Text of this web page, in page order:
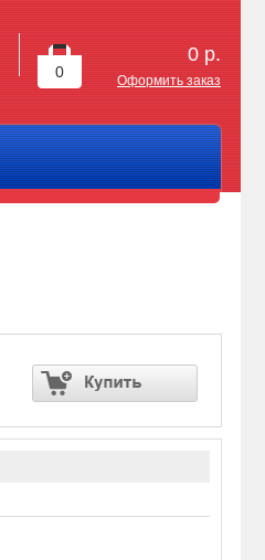
0
0 р.
Оформить заказ